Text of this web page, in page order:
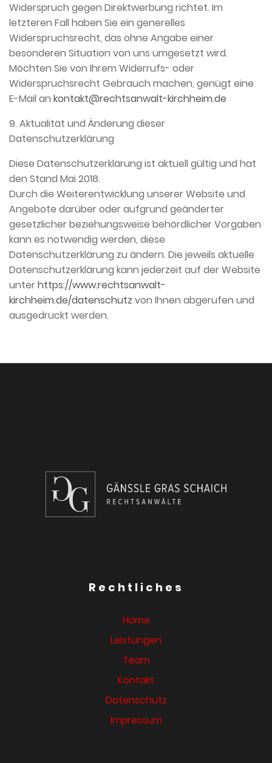
Widerspruch gegen Direktwerbung richtet. Im
letzteren Fall haben Sie ein generelles
Widerspruchsrecht, das ohne Angabe einer
besonderen Situation von uns umgesetzt wird.
Möchten Sie von Ihrem Widerrufs- oder
Widerspruchsrecht Gebrauch machen, genügt eine
E-Mail an kontakt@rechtsanwalt-kirchheim.de
9. Aktualität und Änderung dieser
Datenschutzerklärung
Diese Datenschutzerklärung ist aktuell gültig und hat
den Stand Mai 2018.
Durch die Weiterentwicklung unserer Website und
Angebote darüber oder aufgrund geänderter
gesetzlicher beziehungsweise behördlicher Vorgaben
kann es notwendig werden, diese
Datenschutzerklärung zu ändern. Die jeweils aktuelle
Datenschutzerklärung kann jederzeit auf der Website
unterhttps://www.rechtsanwalt-
kirchheim.de/datenschutz von Ihnen abgerufen und
ausgedruckt werden.
Rechtliches
Home
Leistungen
Team
Kontakt
Datenschutz
Impressum